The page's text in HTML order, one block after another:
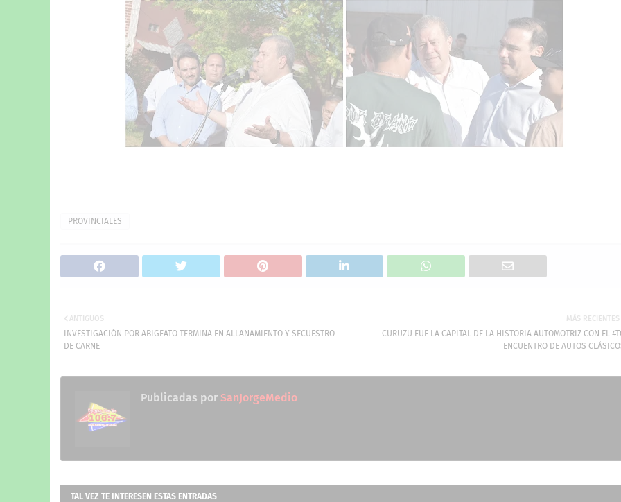
PROVINCIALES
MÁS RECIENTES
CURUZU FUE LA CAPITAL DE LA HISTORIA AUTOMOTRIZ CON EL
ENCUENTRO DE AUTOS
ANTIGUOS
INVESTIGACIÓN POR ABIGEATO TERMINA EN ALLANAMIENTO Y SECUESTRO
DE CARNE
Publicadas por SanJorgeMedio
TAL VEZ TE INTERESEN ESTAS ENTRADAS